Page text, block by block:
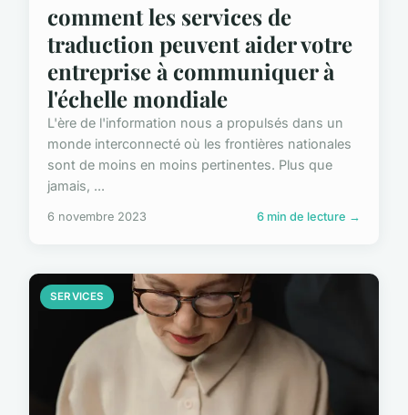
comment les services de
traduction peuvent aider votre
entreprise à communiquer à
l'échelle mondiale
L'ère de l'information nous a propulsés dans un
monde interconnecté où les frontières nationales
sont de moins en moins pertinentes. Plus que
jamais, ...
6 novembre 2023 6 min de lecture →
SERVICES